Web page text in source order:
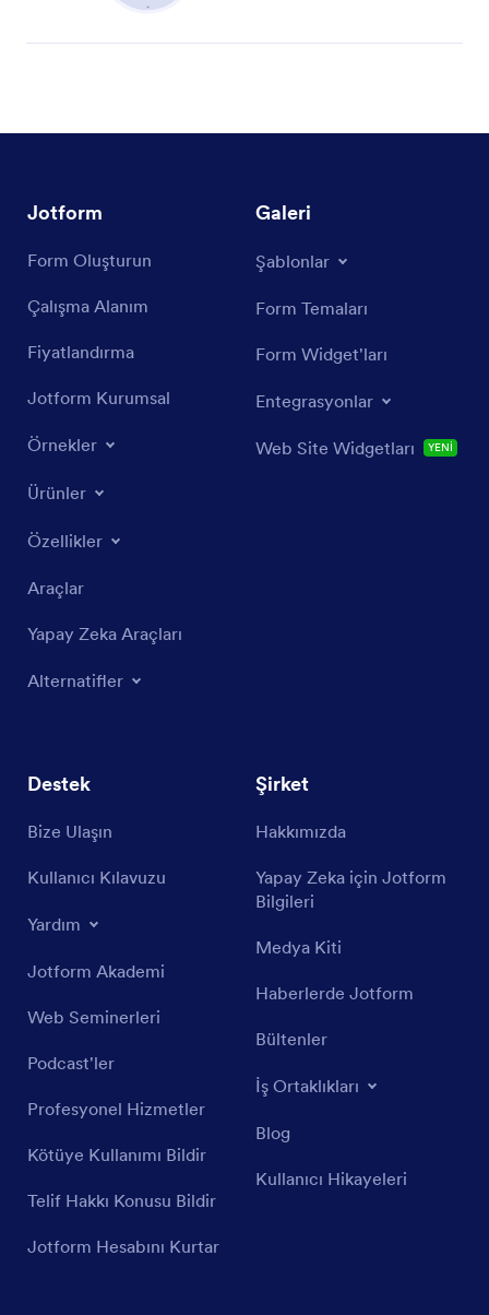
Jotform
Form Oluşturun
Çalışma Alanım
Fiyatlandırma
Jotform Kurumsal
Örnekler
Ürünler
Özellikler
Araçlar
Yapay Zeka Araçları
Alternatifler
Galeri
Şablonlar
Form Temaları
Form Widget'ları
Entegrasyonlar
Web Site Widgetları YENİ
Destek
Bize Ulaşın
Kullanıcı Kılavuzu
Yardım
Jotform Akademi
Web Seminerleri
Podcast'ler
Profesyonel Hizmetler
Kötüye Kullanımı Bildir
Telif Hakkı Konusu Bildir
Jotform Hesabını Kurtar
Şirket
Hakkımızda
Yapay Zeka için Jotform
Bilgileri
Medya Kiti
Haberlerde Jotform
Bültenler
İş Ortaklıkları
Blog
Kullanıcı Hikayeleri